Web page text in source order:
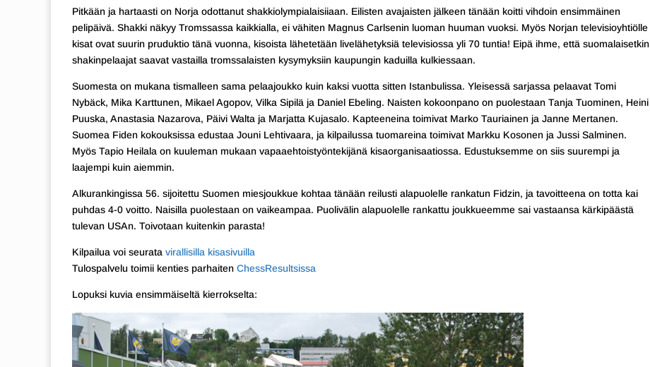
Pitkään ja hartaasti on Norja odottanut shakkiolympialaisiiaan. Eilisten avajaisten jälkeen tänään koitti vihdoin ensimmäinen
pelipäivä. Shakki näkyy Tromssassa kaikkialla, ei vähiten Magnus Carlsenin luoman huuman vuoksi. Myös Norjan televisioyhtiölle
kisat ovat suurin pruduktio tänä vuonna, kisoista lähetetään livelähetyksiä televisiossa yli 70 tuntia! Eipä ihme, että suomalaisetkin
shakinpelaajat saavat vastailla tromssalaisten kysymyksiin kaupungin kaduilla kulkiessaan.
Suomesta on mukana tismalleen sama pelaajoukko kuin kaksi vuotta sitten Istanbulissa. Yleisessä sarjassa pelaavat Tomi
Nybäck, Mika Karttunen, Mikael Agopov, Vilka Sipilä ja Daniel Ebeling. Naisten kokoonpano on puolestaan Tanja Tuominen, Heini
Puuska, Anastasia Nazarova, Päivi Walta ja Marjatta Kujasalo. Kapteeneina toimivat Marko Tauriainen ja Janne Mertanen.
Suomea Fiden kokouksissa edustaa Jouni Lehtivaara, ja kilpailussa tuomareina toimivat Markku Kosonen ja Jussi Salminen.
Myös Tapio Heilala on kuuleman mukaan vapaaehtoistyöntekijänä kisaorganisaatiossa. Edustuksemme on siis suurempi ja
laajempi kuin aiemmin.
Alkurankingissa 56. sijoitettu Suomen miesjoukkue kohtaa tänään reilusti alapuolelle rankatun Fidzin, ja tavoitteena on totta kai
puhdas 4-0 voitto. Naisilla puolestaan on vaikeampaa. Puolivälin alapuolelle rankattu joukkueemme sai vastaansa kärkipäästä
tulevan USAn. Toivotaan kuitenkin parasta!
Kilpailua voi seurata virallisilla kisasivuilla
Tulospalvelu toimii kenties parhaiten ChessResultsissa
Lopuksi kuvia ensimmäiseltä kierrokselta: